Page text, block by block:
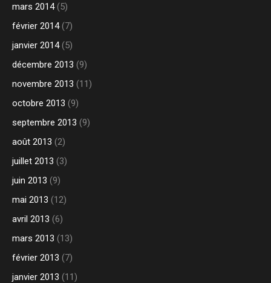
mars 2014(5)
février 2014(7)
janvier 2014(5)
décembre 2013 (9)
novembre 2013 (11)
octobre 2013 (9)
septembre 2013 (9)
août 2013 (2)
juillet 2013 (3)
juin 2013 (9)
mai 2013 (12)
avril 2013 (6)
mars 2013 (13)
février 2013 (7)
janvier 2013 (11)